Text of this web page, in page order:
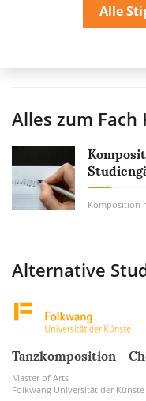
Alle
Alles zum Fach
Alternative
Tanzkomposition -
Master of Arts
Folkwang Universität der Künste